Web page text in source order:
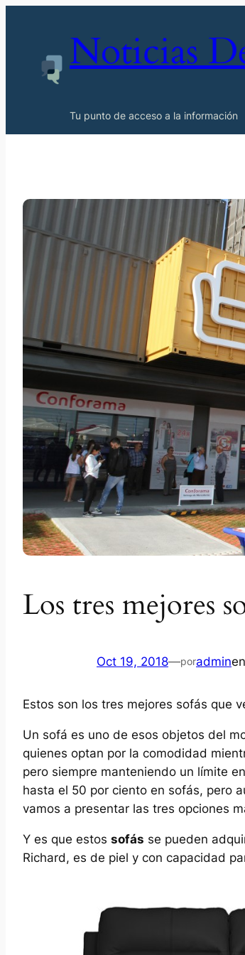
Noticias
Tu punto de acceso a la información
Los tres mejores
Oct 19, 2018—poradminen
Estos son los tres mejores sofás que
Un sofá es uno de esos objetos del
quienes optan por la comodidad
pero siempre manteniendo un límite
hasta el 50 por ciento en sofás, pero
vamos a presentar las tres opciones
Y es que estos sofás se pueden
Richard, es de piel y con capacidad